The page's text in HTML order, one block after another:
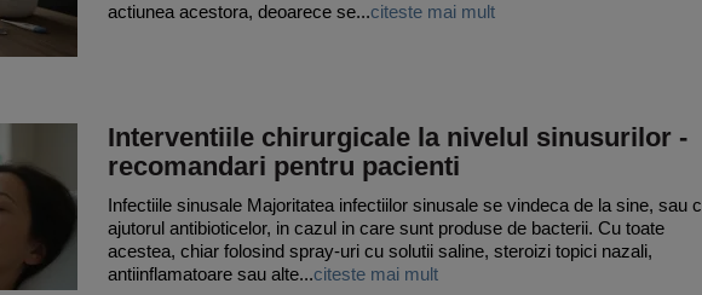
actiunea acestora, deoarece se...citeste mai mult
Interventiile chirurgicale la nivelul sinusurilor -
recomandari pentru pacienti
Infectiile sinusale Majoritatea infectiilor sinusale se vindeca de la sine, sau
ajutorul antibioticelor, in cazul in care sunt produse de bacterii. Cu toate
acestea, chiar folosind spray-uri cu solutii saline, steroizi topici nazali,
antiinflamatoare sau alte...citeste mai mult